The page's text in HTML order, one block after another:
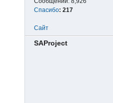
Спасибо: 217
Сайт
SAProject